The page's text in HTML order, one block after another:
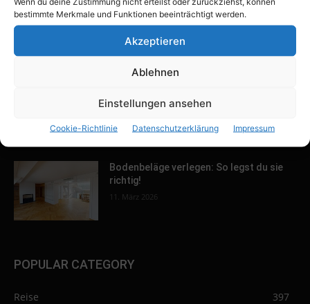
bestimmte Merkmale und Funktionen beeinträchtigt werden.
Akzeptieren
Ablehnen
Einstellungen ansehen
Cookie-Richtlinie Datenschutzerklärung Impressum
Keller ausbauen: Tipps und Ideen für
dein Zuhause
13. März 2026
brauchst
Bodenbeläge verlegen: So legst du sie
richtig!
11. März 2026
POPULAR CATEGORY
Reise
397